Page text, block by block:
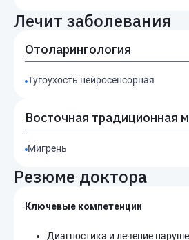
Лечит заболевания
Отоларингология
Тугоухость нейросенсорная
Восточная традиционная
Мигрень
Резюме доктора
Ключевые компетенции
Диагностика и лечение